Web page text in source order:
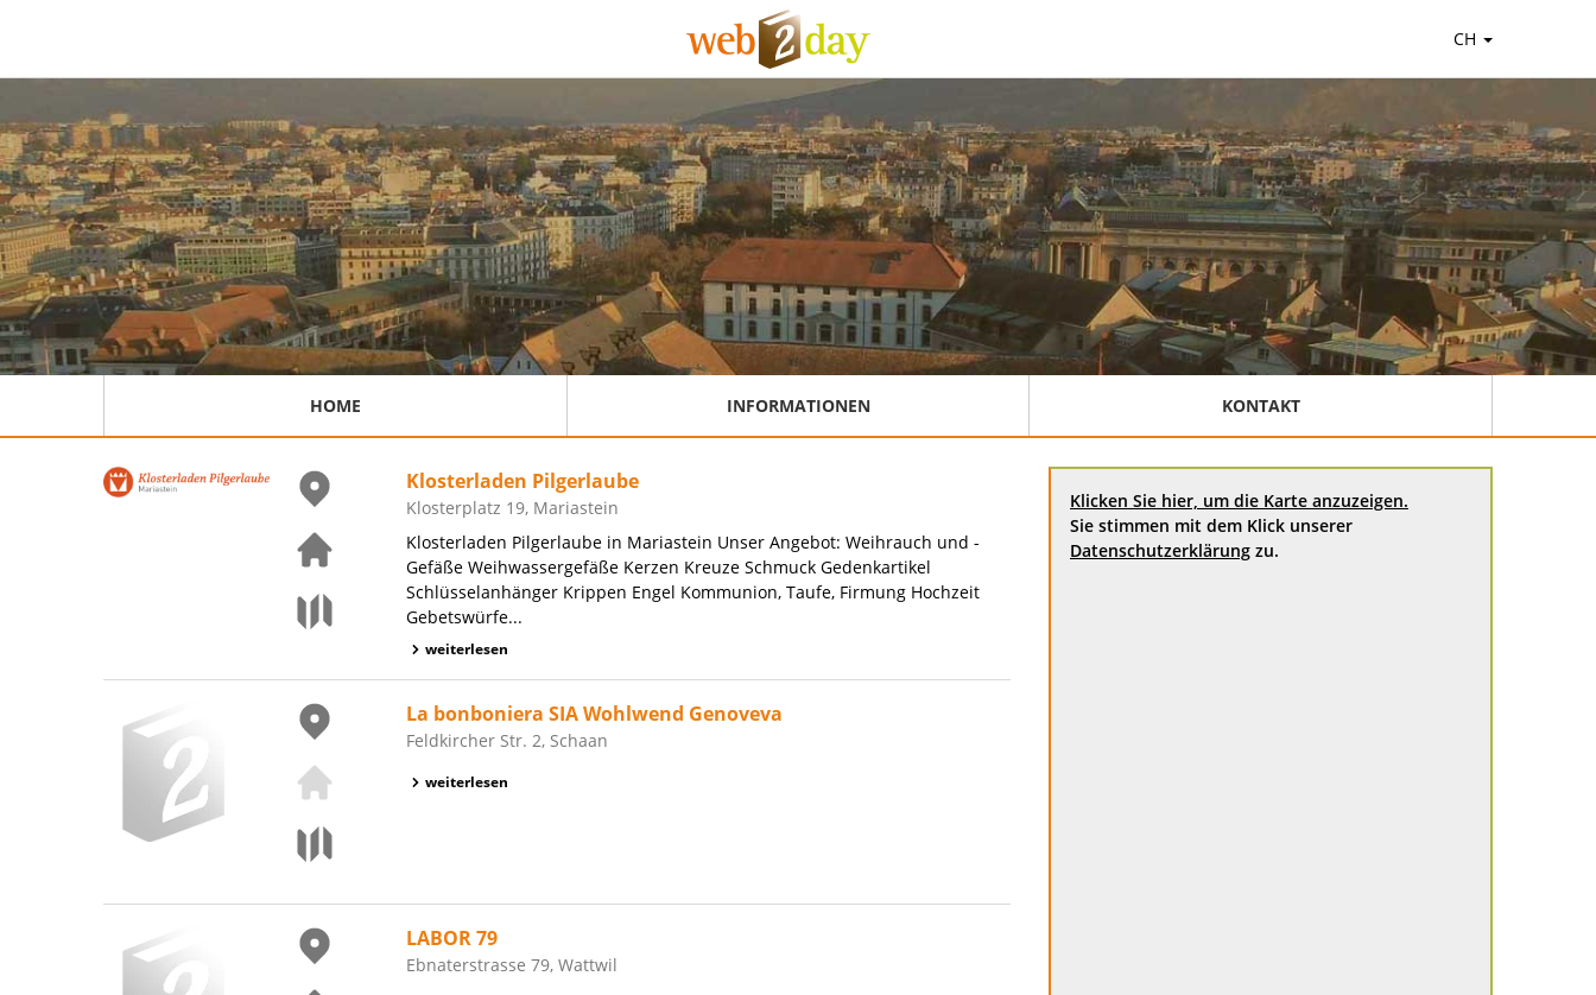
CH
HOME INFORMATIONEN KONTAKT
Klosterladen Pilgerlaube
Klosterplatz 19, Mariastein
Klosterladen Pilgerlaube in Mariastein Unser Angebot: Weihrauch und -
Gefäße Weihwassergefäße Kerzen Kreuze Schmuck Gedenkartikel
Schlüsselanhänger Krippen Engel Kommunion, Taufe, Firmung Hochzeit
Gebetswürfe...
weiterlesen
La bonboniera SIA Wohlwend Genoveva
Feldkircher Str. 2, Schaan
weiterlesen
LABOR 79
Ebnaterstrasse 79, Wattwil
Klicken Sie hier, um die Karte anzuzeigen.
Sie stimmen mit dem Klick unserer
Datenschutzerklärung zu.